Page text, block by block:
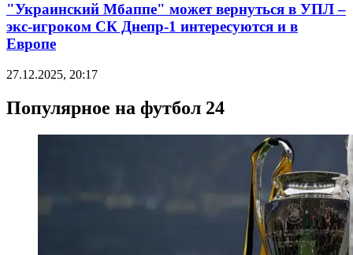
"Украинский Мбаппе" может вернуться в УПЛ –
экс-игроком СК Днепр-1 интересуются и в
Европе
27.12.2025, 20:17
Популярное на футбол 24